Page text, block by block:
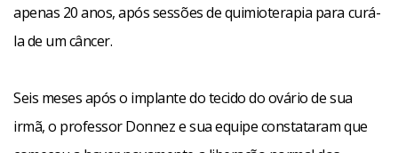
apenas 20 anos, após sessões de quimioterapia para curá-
la de um câncer.
Seis meses após o implante do tecido do ovário de sua
irmã, o professor Donnez e sua equipe constataram que